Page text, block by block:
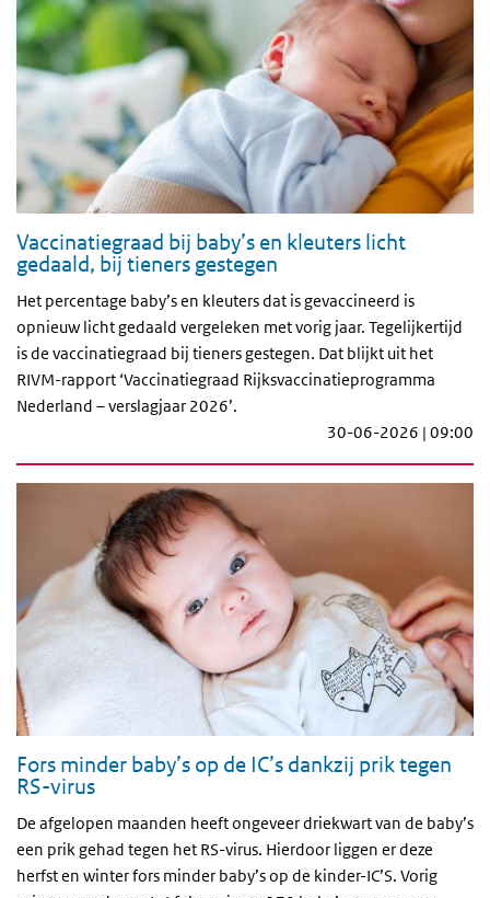
Vaccinatiegraad bij baby’s en kleuters licht
gedaald, bij tieners gestegen
Het percentage baby’s en kleuters dat is gevaccineerd is
opnieuw licht gedaald vergeleken met vorig jaar. Tegelijkertijd
is de vaccinatiegraad bij tieners gestegen. Dat blijkt uit het
RIVM-rapport ‘Vaccinatiegraad Rijksvaccinatieprogramma
Nederland – verslagjaar 2026’.
30-06-2026 | 09:00
Fors minder baby’s op de IC’s dankzij prik tegen
RS-virus
De afgelopen maanden heeft ongeveer driekwart van de baby’s
een prik gehad tegen het RS-virus. Hierdoor liggen er deze
herfst en winter fors minder baby’s op de kinder-IC’S. Vorig